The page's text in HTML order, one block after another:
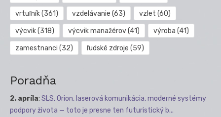
vrtuľník(361) vzdelávanie (63) vzlet (60)
výcvik(318) výcvik manažérov(41) výroba (41)
zamestnanci (32) ľudské zdroje (59)
Poradňa
2. apríla: SLS, Orion, laserová komunikácia, moderné systémy
podpory života — toto je presne ten futuristický b...